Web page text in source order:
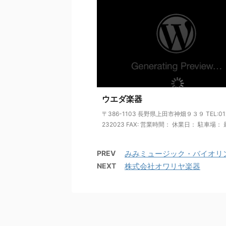
ウエダ楽器
〒386-1103 長野県上田市神畑９３９
232023 FAX: 営業時間： 休業日： 駐車場：
PREV みみミュージック・バイオリ
NEXT 株式会社オワリヤ楽器